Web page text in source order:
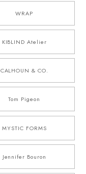
WRAP
KIBLIND Atelier
CALHOUN & CO.
Tom Pigeon
MYSTIC FORMS
Jennifer Bouron